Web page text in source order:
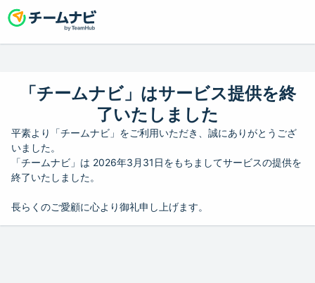
「チームナビ」はサービス提供を終
了いたしました
平素より「チームナビ」をご利用いただき、誠にありがとうござ
いました。
「チームナビ」は 2026年3月31日をもちましてサービスの提供を
終了いたしました。
長らくのご愛顧に心より御礼申し上げます。